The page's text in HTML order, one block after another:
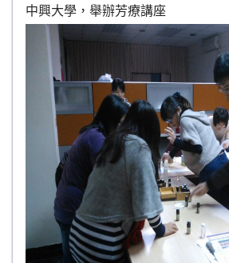
中興大學，舉辦芳療講座